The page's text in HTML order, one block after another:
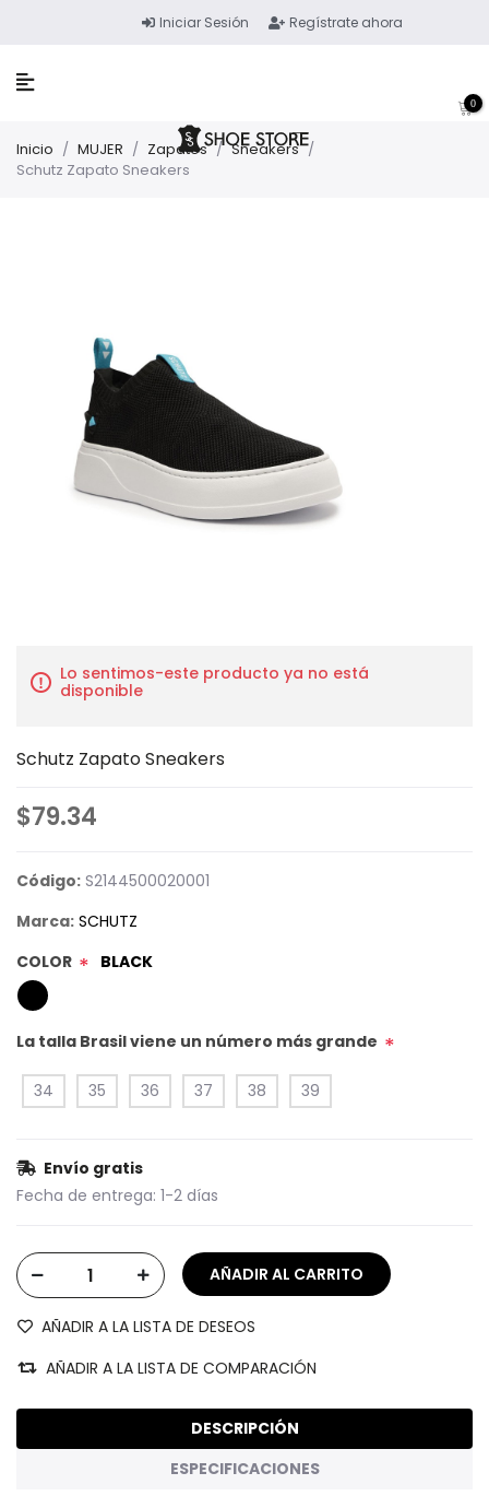
Iniciar Sesión Regístrate ahora
0
Inicio / MUJER / Zapatos / Sneakers /
Schutz Zapato Sneakers
Lo sentimos-este producto ya no está
disponible
Schutz Zapato Sneakers
$79.34
Código: S2144500020001
Marca: SCHUTZ
COLOR * BLACK
La talla Brasil viene un número más grande *
34 35 36 37 38 39
Envío gratis
Fecha de entrega: 1-2 días
AÑADIR A LA LISTA DE DESEOS
AÑADIR A LA LISTA DE COMPARACIÓN
DESCRIPCIÓN
ESPECIFICACIONES